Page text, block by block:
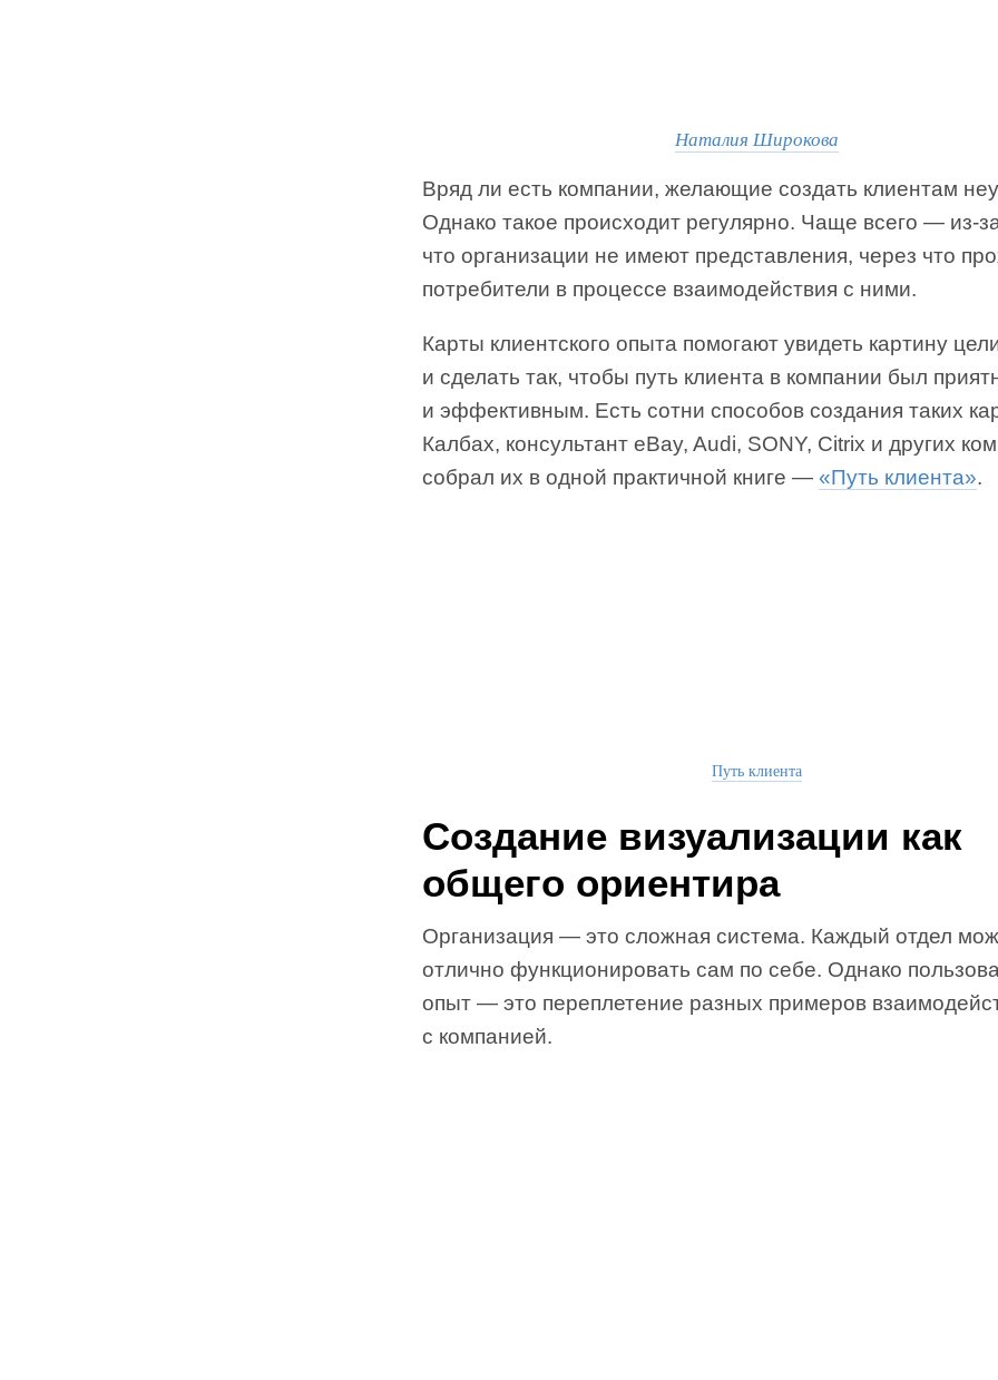
Наталия Широкова
Вряд ли есть компании, желающие создать клиентам
Однако такое происходит регулярно. Чаще всего — из-
что организации не имеют представления, через что
потребители в процессе взаимодействия с ними.
Карты клиентского опыта помогают увидеть картину
и сделать так, чтобы путь клиента в компании был
и эффективным. Есть сотни способов создания таких
Калбах, консультант eBay, Audi, SONY, Citrix и других
собрал их в одной практичной книге — «Путь клиента».
Путь клиента
Создание визуализации как
общего ориентира
Организация — это сложная система. Каждый отдел
отлично функционировать сам по себе. Однако
опыт — это переплетение разных примеров
с компанией.